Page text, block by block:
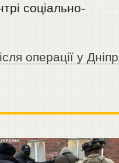
соціально-
операції у